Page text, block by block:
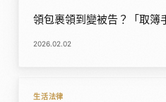
領包裹領到變被告？「取簿
2026.02.02
生活法律